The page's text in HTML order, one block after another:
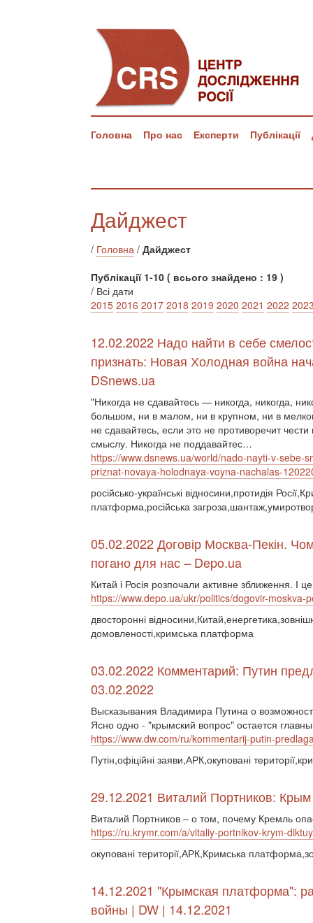
Головна Про нас Експерти Публікації
Дайджест
/ Головна / Дайджест
Публікації 1-10 ( всього знайдено : 19 )
/ Всі дати
2015 2016 2017 2018 2019 2020 2021 2022
12.02.2022 Надо найти в себе
признать: Новая Холодная война
DSnews.ua
"Никогда не сдавайтесь — никогда, никогда,
большом, ни в малом, ни в крупном, ни в
не сдавайтесь, если это не противоречит
смыслу. Никогда не поддавайтес…
https://www.dsnews.ua/world/nado-nayti-v-sebe-
priznat-novaya-holodnaya-voyna-nachalas-
російсько-українські відносини,протидія
платформа,російська
05.02.2022 Договір Москва-Пекін.
погано для нас – Depo.ua
Китай і Росія розпочали активне зближення.
https://www.depo.ua/ukr/politics/dogovir-
двосторонні
домовленості,кримська платформа
03.02.2022 Комментарий: Путин
03.02.2022
Высказывания Владимира Путина о
Ясно одно - "крымский вопрос" остается
https://www.dw.com/ru/kommentarij-putin-
Путін,офіційні заяви,АРК,окуповані
29.12.2021 Виталий Портников: Крым
Виталий Портников – о том, почему Кремль
https://ru.krymr.com/a/vitaliy-portnikov-krym-
окуповані території,АРК,Кримська
14.12.2021 "Крымская платформа":
войны | DW | 14.12.2021